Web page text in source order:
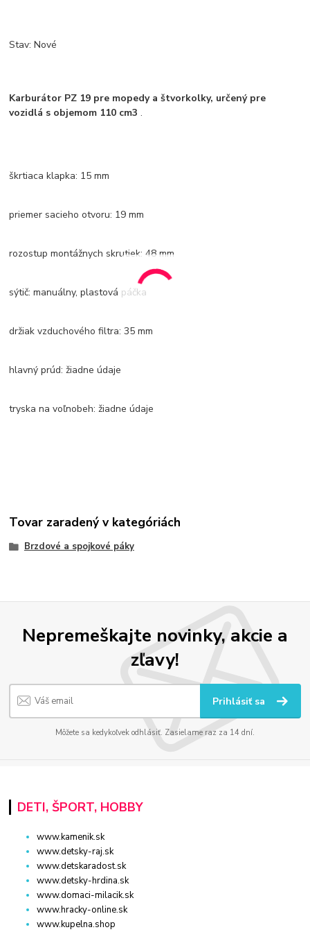
Stav: Nové
Karburátor PZ 19 pre mopedy a štvorkolky, určený pre
vozidlá s objemom 110 cm3 .
škrtiaca klapka: 15 mm
priemer sacieho otvoru: 19 mm
rozostup montážnych skrutiek: 48 mm
sýtič: manuálny, plastová páčka
držiak vzduchového filtra: 35 mm
hlavný prúd: žiadne údaje
tryska na voľnobeh: žiadne údaje
Tovar zaradený v kategóriách
Brzdové a spojkové páky
Nepremeškajte novinky, akcie a
zľavy!
Prihlásiť sa
Môžete sa kedykoľvek odhlásiť. Zasielame raz za 14 dní.
DETI, ŠPORT, HOBBY
www.kamenik.sk
www.detsky-raj.sk
www.detskaradost.sk
www.detsky-hrdina.sk
www.domaci-milacik.sk
www.hracky-online.sk
www.kupelna.shop